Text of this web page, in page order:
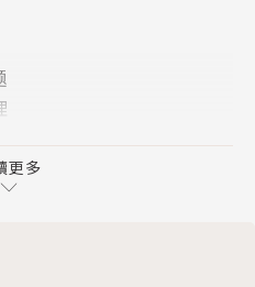
、定、慧，从释迦牟尼佛
众生根性的不同，有人重
的修持，有人重视慧学的
板的戒条，也不很讲究定
。如果说真智慧已开发，
更多